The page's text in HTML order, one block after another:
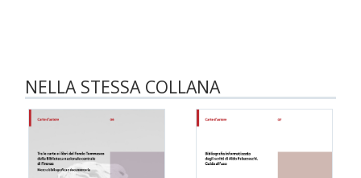
NELLA STESSA COLLANA